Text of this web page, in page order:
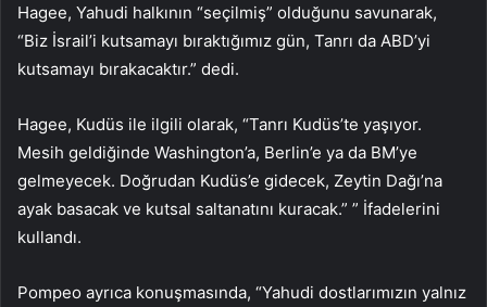
Hagee, Yahudi halkının “seçilmiş” olduğunu savunarak,
“Biz İsrail’i kutsamayı bıraktığımız gün, Tanrı da ABD’yi
kutsamayı bırakacaktır.” dedi.
Hagee, Kudüs ile ilgili olarak, “Tanrı Kudüs’te yaşıyor.
Mesih geldiğinde Washington’a, Berlin’e ya da BM’ye
gelmeyecek. Doğrudan Kudüs’e gidecek, Zeytin Dağı’na
ayak basacak ve kutsal saltanatını kuracak.” ” İfadelerini
kullandı.
Pompeo ayrıca konuşmasında, “Yahudi dostlarımızın yalnız